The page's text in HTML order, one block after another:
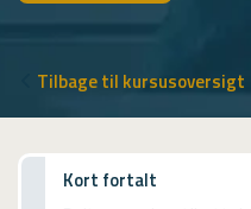
Kursusoversigt
VUF
PCR
Tilbage til kursusoversigt
Kort fortalt